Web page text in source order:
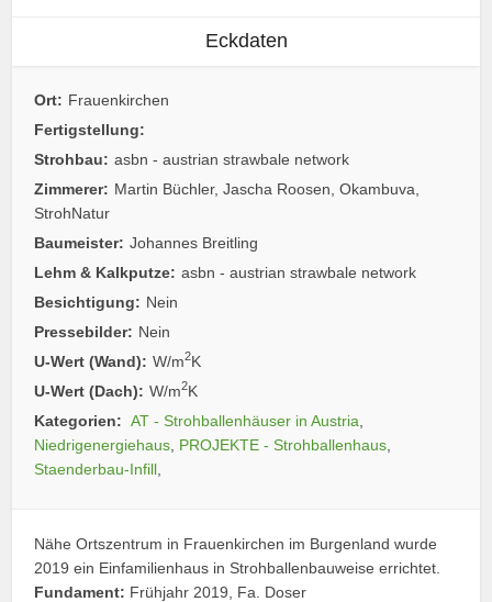
Eckdaten
Ort: Frauenkirchen
Fertigstellung:
Strohbau: asbn - austrian strawbale network
Zimmerer: Martin Büchler, Jascha Roosen, Okambuva,
StrohNatur
Baumeister: Johannes Breitling
Lehm & Kalkputze: asbn - austrian strawbale network
Besichtigung: Nein
Pressebilder: Nein
U-Wert (Wand): W/m2K
U-Wert (Dach): W/m2K
Kategorien: AT - Strohballenhäuser in Austria
Niedrigenergiehaus PROJEKTE - Strohballenhaus
Staenderbau-Infill
Nähe Ortszentrum in Frauenkirchen im Burgenland wurde
2019 ein Einfamilienhaus in Strohballenbauweise errichtet.
Fundament: Frühjahr 2019, Fa. Doser